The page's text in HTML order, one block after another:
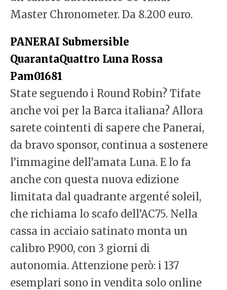
Master Chronometer. Da 8.200 euro.
PANERAI Submersible
QuarantaQuattro Luna Rossa
Pam01681
State seguendo i Round Robin? Tifate
anche voi per la Barca italiana? Allora
sarete cointenti di sapere che Panerai,
da bravo sponsor, continua a sostenere
l’immagine dell’amata Luna. E lo fa
anche con questa nuova edizione
limitata dal quadrante argenté soleil,
che richiama lo scafo dell’AC75. Nella
cassa in acciaio satinato monta un
calibro P.900, con 3 giorni di
autonomia. Attenzione però: i 137
esemplari sono in vendita solo online